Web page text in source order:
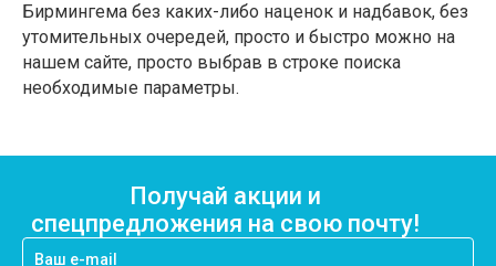
Бирмингема без каких-либо наценок и надбавок, без
утомительных очередей, просто и быстро можно на
нашем сайте, просто выбрав в строке поиска
необходимые параметры.
Получай акции и
спецпредложения на свою почту!